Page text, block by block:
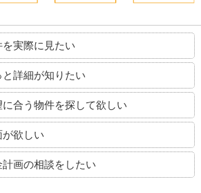
を実際に見たい
と詳細が知りたい
に合う物件を探して欲しい
が欲しい
計画の相談をしたい